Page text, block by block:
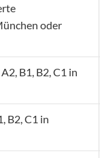
oder
B1, B2, C1 in
B2, C1 in